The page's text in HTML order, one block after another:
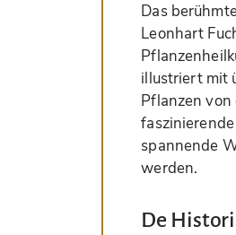
Das
Leonhart
illustriert mit
Pflanzen
spannende
werden.
De